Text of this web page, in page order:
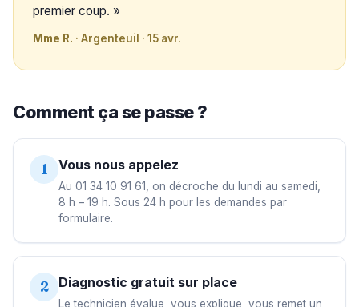
premier coup. »
Mme R. · Argenteuil · 15 avr.
Comment ça se passe ?
1 Vous nous appelez
Au 01 34 10 91 61, on décroche du lundi au samedi,
8 h – 19 h. Sous 24 h pour les demandes par
formulaire.
2 Diagnostic gratuit sur place
Le technicien évalue, vous explique, vous remet un